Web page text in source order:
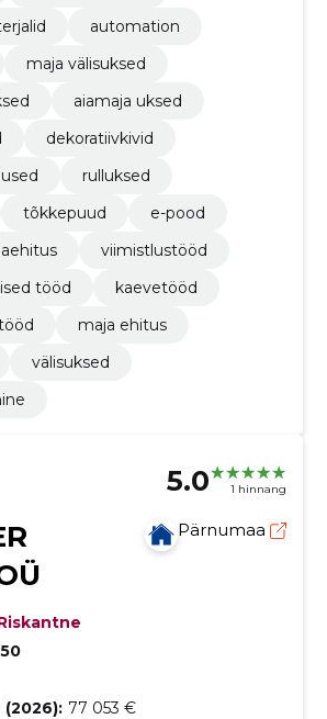
automation
maja välisuksed
aiamaja uksed
dekoratiivkivid
rulluksed
tõkkepuud
e-pood
viimistlustööd
tööd
kaevetööd
maja ehitus
välisuksed
5.0 1 hinnang
Pärnumaa
77 053 €